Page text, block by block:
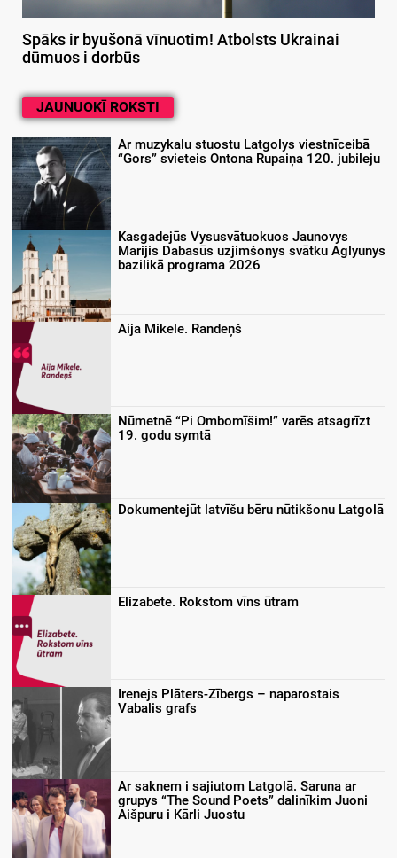
Spāks ir byušonā vīnuotim! Atbolsts Ukrainai
dūmuos i dorbūs
JAUNUOKĪ ROKSTI
Ar muzykalu stuostu Latgolys viestnīceibā
“Gors” svieteis Ontona Rupaiņa 120. jubileju
Kasgadejūs Vysusvātuokuos Jaunovys
Marijis Dabasūs uzjimšonys svātku Aglyunys
bazilikā programa 2026
Aija Mikele. Randeņš
Nūmetnē “Pi Ombomīšim!” varēs atsagrīzt
19. godu symtā
Dokumentejūt latvīšu bēru nūtikšonu Latgolā
Elizabete. Rokstom vīns ūtram
Irenejs Plāters-Zībergs – naparostais
Vabalis grafs
Ar saknem i sajiutom Latgolā. Saruna ar
grupys “The Sound Poets” dalinīkim Juoni
Aišpuru i Kārli Juostu